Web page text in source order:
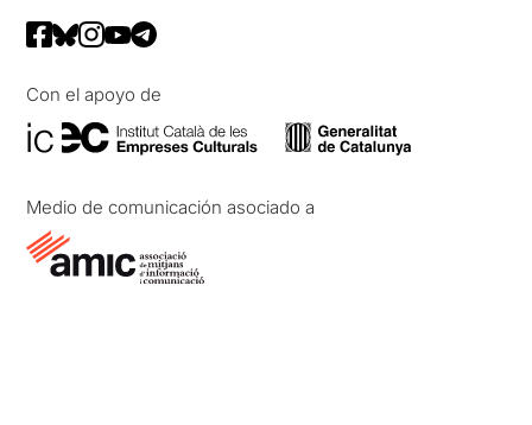
Con el apoyo de
Medio de comunicación asociado a